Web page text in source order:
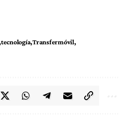
tecnología Transfermóvil